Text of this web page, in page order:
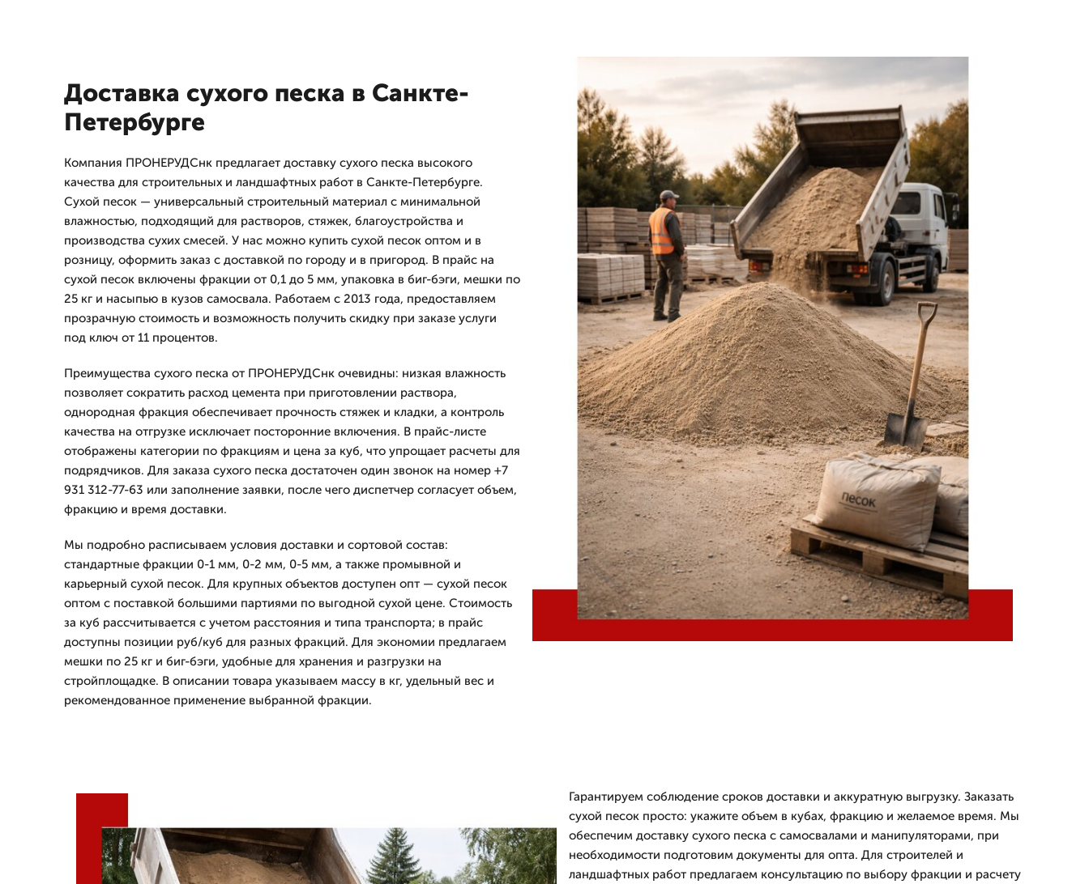
Доставка сухого песка в Санкте-
Петербурге
Компания ПРОНЕРУДСнк предлагает доставку сухого песка высокого
качества для строительных и ландшафтных работ в Санкте-Петербурге.
Сухой песок — универсальный строительный материал с минимальной
влажностью, подходящий для растворов, стяжек, благоустройства и
производства сухих смесей. У нас можно купить сухой песок оптом и в
розницу, оформить заказ с доставкой по городу и в пригород. В прайс на
сухой песок включены фракции от 0,1 до 5 мм, упаковка в биг-бэги, мешки по
25 кг и насыпью в кузов самосвала. Работаем с 2013 года, предоставляем
прозрачную стоимость и возможность получить скидку при заказе услуги
под ключ от 11 процентов.
Преимущества сухого песка от ПРОНЕРУДСнк очевидны: низкая влажность
позволяет сократить расход цемента при приготовлении раствора,
однородная фракция обеспечивает прочность стяжек и кладки, а контроль
качества на отгрузке исключает посторонние включения. В прайс-листе
отображены категории по фракциям и цена за куб, что упрощает расчеты для
подрядчиков. Для заказа сухого песка достаточен один звонок на номер +7
931 312-77-63 или заполнение заявки, после чего диспетчер согласует объем,
фракцию и время доставки.
Мы подробно расписываем условия доставки и сортовой состав:
стандартные фракции 0-1 мм, 0-2 мм, 0-5 мм, а также промывной и
карьерный сухой песок. Для крупных объектов доступен опт — сухой песок
оптом с поставкой большими партиями по выгодной сухой цене. Стоимость
за куб рассчитывается с учетом расстояния и типа транспорта; в прайс
доступны позиции руб/куб для разных фракций. Для экономии предлагаем
мешки по 25 кг и биг-бэги, удобные для хранения и разгрузки на
стройплощадке. В описании товара указываем массу в кг, удельный вес и
рекомендованное применение выбранной фракции.
Гарантируем соблюдение сроков доставки и аккуратную выгрузку. Заказать
сухой песок просто: укажите объем в кубах, фракцию и желаемое время. Мы
обеспечим доставку сухого песка с самосвалами и манипуляторами, при
необходимости подготовим документы для опта. Для строителей и
ландшафтных работ предлагаем консультацию по выбору фракции и расчету